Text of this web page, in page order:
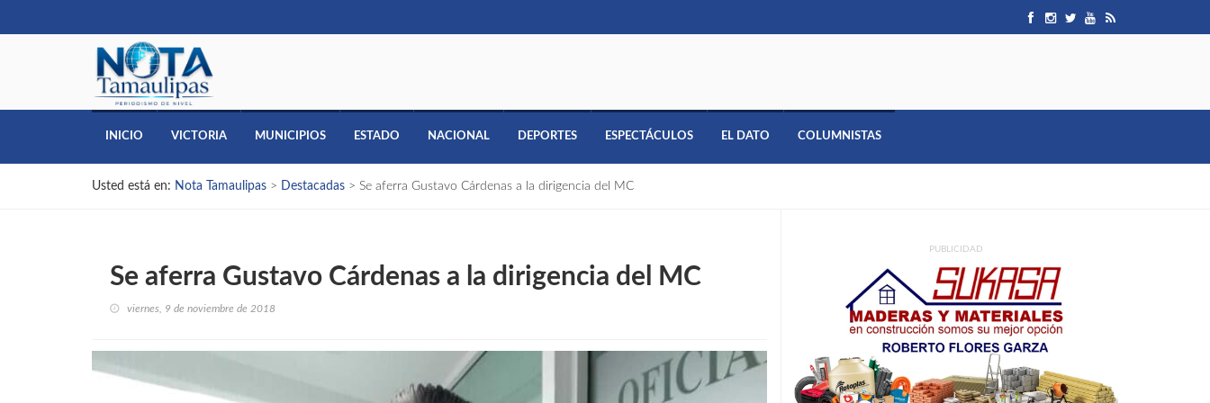
INICIO VICTORIA MUNICIPIOS ESTADO NACIONAL DEPORTES ESPECTÁCULOS EL DATO COLUMNISTAS
Usted está en: Nota Tamaulipas > Destacadas > Se aferra Gustavo Cárdenas a la dirigencia del MC
Se aferra Gustavo Cárdenas a la dirigencia del MC
viernes, 9 de noviembre de 2018
PUBLICIDAD